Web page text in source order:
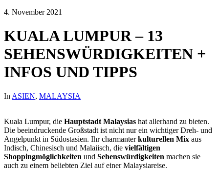
4. November 2021
KUALA LUMPUR – 13
SEHENSWÜRDIGKEITEN +
INFOS UND TIPPS
In ASIEN, MALAYSIA
Kuala Lumpur, die Hauptstadt Malaysias hat allerhand zu bieten.
Die beeindruckende Großstadt ist nicht nur ein wichtiger Dreh- und
Angelpunkt in Südostasien. Ihr charmanterkulturellen Mix aus
Indisch, Chinesisch und Malaiisch, die vielfältigen
Shoppingmöglichkeiten und Sehenswürdigkeiten machen sie
auch zu einem beliebten Ziel auf einer Malaysiareise.